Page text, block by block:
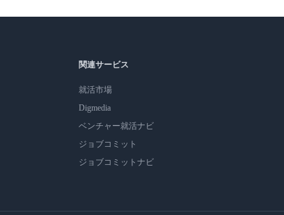
関連サービス
就活市場
Digmedia
ベンチャー就活ナビ
ジョブコミット
ジョブコミットナビ